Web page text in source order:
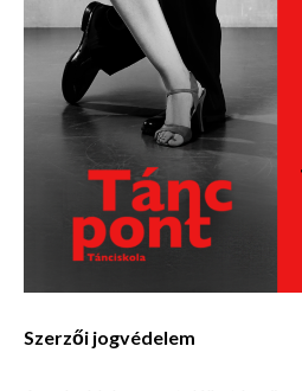
Szerzői jogvédelem